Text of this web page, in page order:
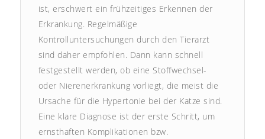
ist, erschwert ein frühzeitiges Erkennen der
Erkrankung. Regelmäßige
Kontrolluntersuchungen durch den Tierarzt
sind daher empfohlen. Dann kann schnell
festgestellt werden, ob eine Stoffwechsel-
oder Nierenerkrankung vorliegt, die meist die
Ursache für die Hypertonie bei der Katze sind.
Eine klare Diagnose ist der erste Schritt, um
ernsthaften Komplikationen bzw.